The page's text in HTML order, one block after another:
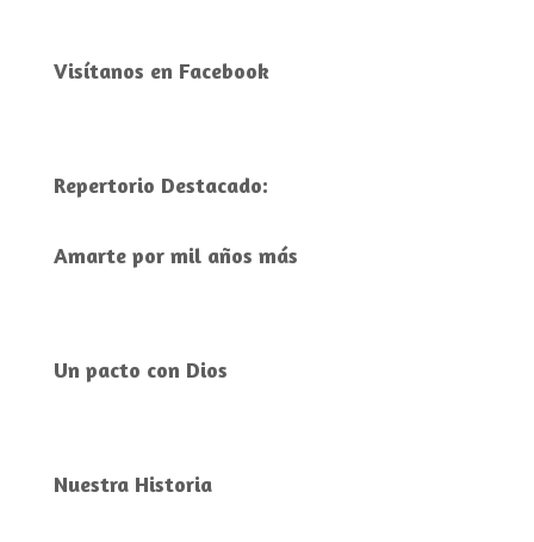
Visítanos en Facebook
Repertorio Destacado:
Amarte por mil años más
Un pacto con Dios
Nuestra Historia